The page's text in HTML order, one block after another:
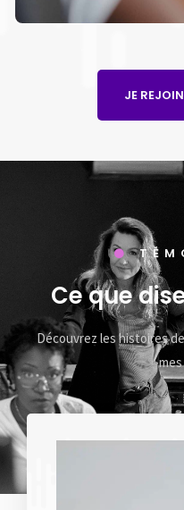
JE
Ce que
Découvrez les histoires